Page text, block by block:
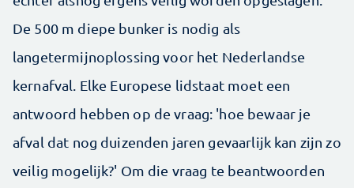
De 500 m diepe bunker is nodig als
langetermijnoplossing voor het Nederlandse
kernafval. Elke Europese lidstaat moet een
antwoord hebben op de vraag: 'hoe bewaar je
afval dat nog duizenden jaren gevaarlijk kan zijn zo
veilig mogelijk?' Om die vraag te beantwoorden